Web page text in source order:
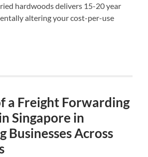
hardwoods delivers 15-20 year
altering your cost-per-use
a Freight Forwarding
Singapore in
Businesses Across